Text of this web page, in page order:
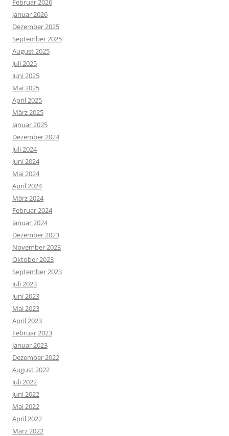
Februar 2026
Januar 2026
Dezember 2025
September 2025
August 2025
Juli 2025
Juni 2025
Mai 2025
April 2025
März 2025
Januar 2025
Dezember 2024
Juli 2024
Juni 2024
Mai 2024
April 2024
März 2024
Februar 2024
Januar 2024
Dezember 2023
November 2023
Oktober 2023
September 2023
Juli 2023
Juni 2023
Mai 2023
April 2023
Februar 2023
Januar 2023
Dezember 2022
August 2022
Juli 2022
Juni 2022
Mai 2022
April 2022
März 2022